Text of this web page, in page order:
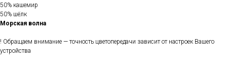
50% кашемир
50% шёлк
Морская волна
! Обращаем внимание — точность цветопередачи зависит от настроек Вашего
устройства